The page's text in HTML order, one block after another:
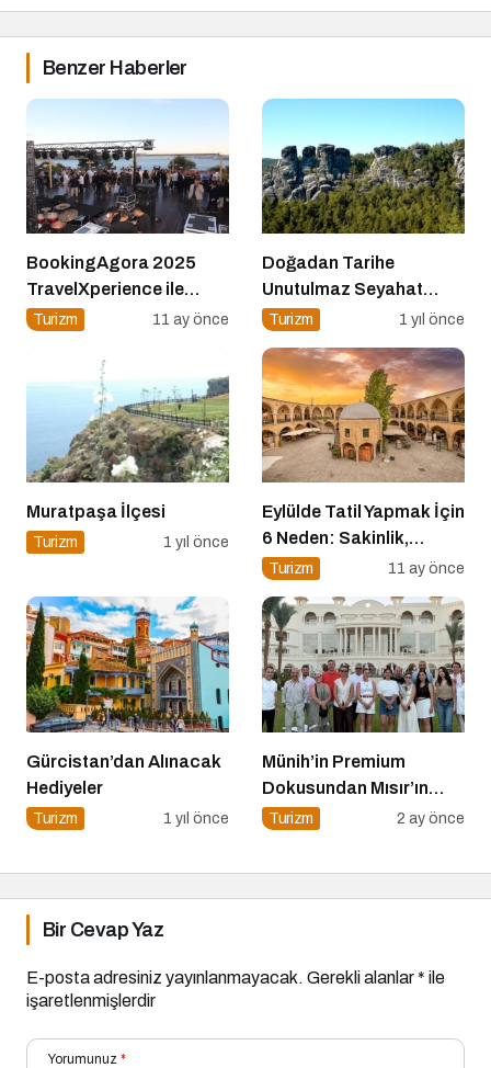
Benzer Haberler
BookingAgora 2025
TravelXperience ile
seyahat sektörü Six
Mansions’da bir araya
Turizm 11 ay önce
Doğadan Tarihe
Unutulmaz Seyahat
Önerileri
Turizm 1 yıl önce
Muratpaşa İlçesi
Turizm 1 yıl önce
Eylülde Tatil Yapmak İçin
6 Neden: Sakinlik,
Ekonomi ve Keyif Bir
Turizm 11 ay önce
Gürcistan’dan Alınacak
Hediyeler
Turizm 1 yıl önce
Münih’in Premium
Dokusundan Mısır’ın
Tarihi Derinliğine
Turizm 2 ay önce
Bir Cevap Yaz
E-posta adresiniz yayınlanmayacak. Gerekli alanlar* ile
işaretlenmişlerdir
Yorumunuz *